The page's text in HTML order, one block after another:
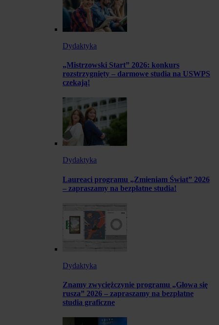
Dydaktyka
„Mistrzowski Start” 2026: konkurs
rozstrzygnięty – darmowe studia na USWPS
czekają!
Dydaktyka
Laureaci programu „Zmieniam Świat” 2026
– zapraszamy na bezpłatne studia!
Dydaktyka
Znamy zwyciężczynie programu „Głowa się
rusza” 2026 – zapraszamy na bezpłatne
studia graficzne